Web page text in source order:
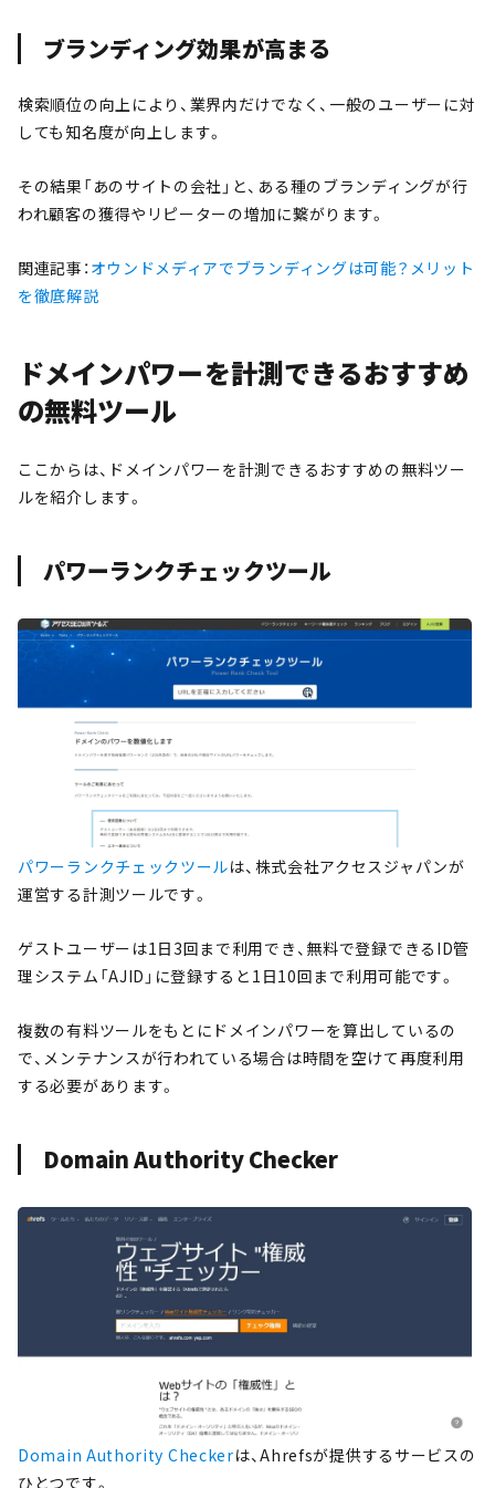
ブランディング効果が高まる
検索順位の向上により、業界内だけでなく、一般のユーザーに対
しても知名度が向上します。
その結果「あのサイトの会社」と、ある種のブランディングが行
われ顧客の獲得やリピーターの増加に繋がります。
関連記事：オウンドメディアでブランディングは可能？メリット
を徹底解説
ドメインパワーを計測できるおすすめ
の無料ツール
ここからは、ドメインパワーを計測できるおすすめの無料ツー
ルを紹介します。
パワーランクチェックツール
パワーランクチェックツールは、株式会社アクセスジャパンが
運営する計測ツールです。
ゲストユーザーは1日3回まで利用でき、無料で登録できるID管
理システム「AJID」に登録すると1日10回まで利用可能です。
複数の有料ツールをもとにドメインパワーを算出しているの
で、メンテナンスが行われている場合は時間を空けて再度利用
する必要があります。
Domain Authority Checker
Domain Authority Checkerは、Ahrefsが提供するサービスの
ひとつです。